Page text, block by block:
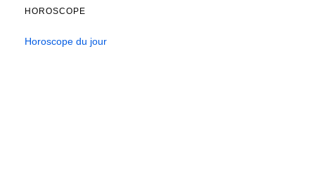
HOROSCOPE
Horoscope du jour